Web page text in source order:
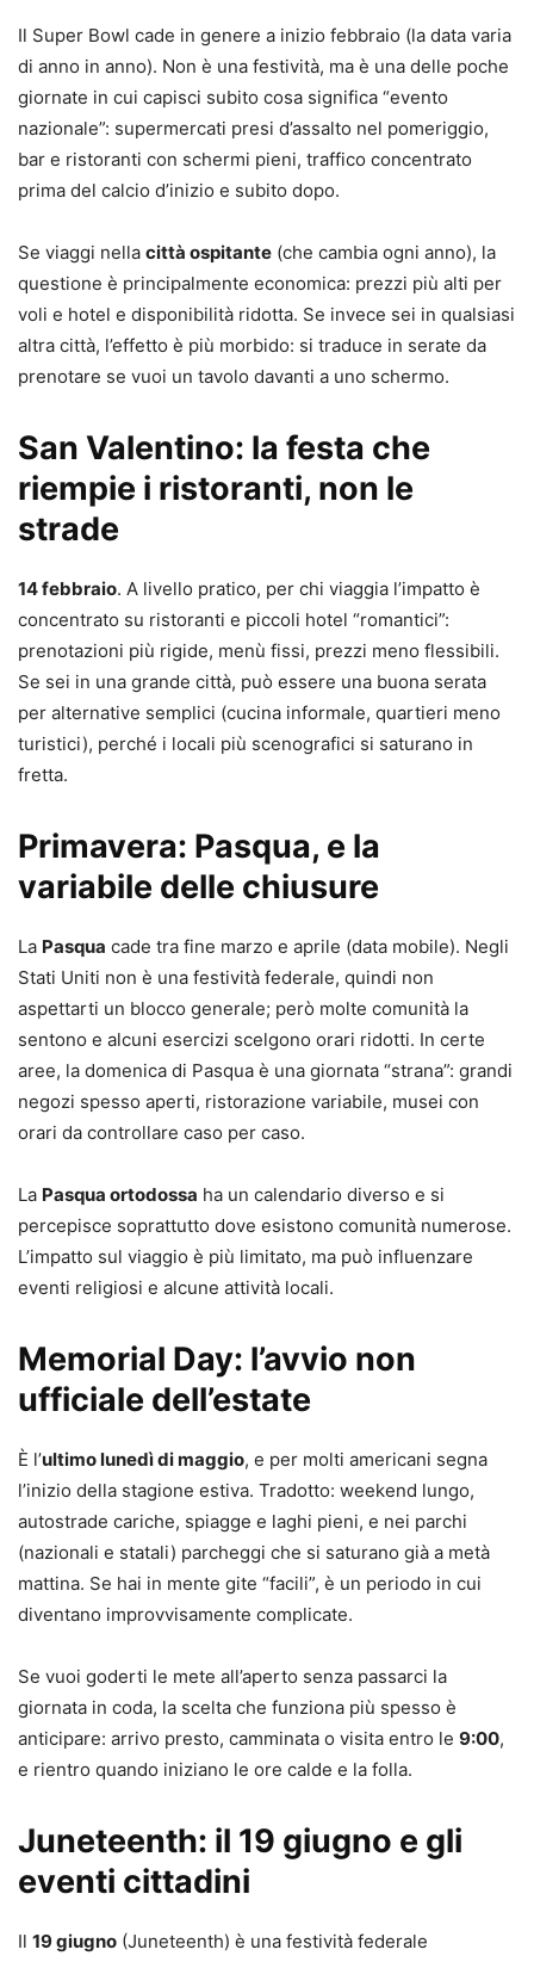
Il Super Bowl cade in genere a inizio febbraio (la data varia
di anno in anno). Non è una festività, ma è una delle poche
giornate in cui capisci subito cosa significa “evento
nazionale”: supermercati presi d’assalto nel pomeriggio,
bar e ristoranti con schermi pieni, traffico concentrato
prima del calcio d’inizio e subito dopo.
Se viaggi nella città ospitante (che cambia ogni anno), la
questione è principalmente economica: prezzi più alti per
voli e hotel e disponibilità ridotta. Se invece sei in qualsiasi
altra città, l’effetto è più morbido: si traduce in serate da
prenotare se vuoi un tavolo davanti a uno schermo.
San Valentino: la festa che
riempie i ristoranti, non le
strade
14 febbraio. A livello pratico, per chi viaggia l’impatto è
concentrato su ristoranti e piccoli hotel “romantici”:
prenotazioni più rigide, menù fissi, prezzi meno flessibili.
Se sei in una grande città, può essere una buona serata
per alternative semplici (cucina informale, quartieri meno
turistici), perché i locali più scenografici si saturano in
fretta.
Primavera: Pasqua, e la
variabile delle chiusure
La Pasqua cade tra fine marzo e aprile (data mobile). Negli
Stati Uniti non è una festività federale, quindi non
aspettarti un blocco generale; però molte comunità la
sentono e alcuni esercizi scelgono orari ridotti. In certe
aree, la domenica di Pasqua è una giornata “strana”: grandi
negozi spesso aperti, ristorazione variabile, musei con
orari da controllare caso per caso.
La Pasqua ortodossa ha un calendario diverso e si
percepisce soprattutto dove esistono comunità numerose.
L’impatto sul viaggio è più limitato, ma può influenzare
eventi religiosi e alcune attività locali.
Memorial Day: l’avvio non
ufficiale dell’estate
È l’ultimo lunedì di maggio, e per molti americani segna
l’inizio della stagione estiva. Tradotto: weekend lungo,
autostrade cariche, spiagge e laghi pieni, e nei parchi
(nazionali e statali) parcheggi che si saturano già a metà
mattina. Se hai in mente gite “facili”, è un periodo in cui
diventano improvvisamente complicate.
Se vuoi goderti le mete all’aperto senza passarci la
giornata in coda, la scelta che funziona più spesso è
anticipare: arrivo presto, camminata o visita entro le 9:00,
e rientro quando iniziano le ore calde e la folla.
Juneteenth: il 19 giugno e gli
eventi cittadini
Il 19 giugno (Juneteenth) è una festività federale